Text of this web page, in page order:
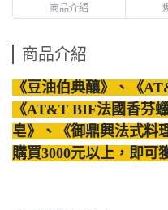
商品介紹
商品介紹
《豆油伯典釀》、《
《AT&T BIF法國香芬
皂》、《御鼎興法式料
購買3000元以上，即可